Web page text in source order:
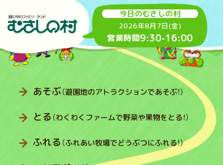
今日のむさしの村
2026年8月7日(金)
営業時間9:30-16:00
あそぶ（遊園地のアトラクションであそぶ！）
とる （わくわくファームで野菜や果物をとる！）
ふれる （ふれあい牧場でどうぶつにふれる！）